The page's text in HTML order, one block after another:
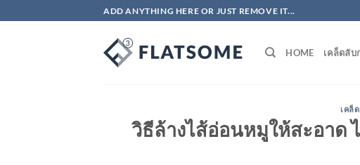
ไป
ADD ANYTHING HERE OR JUST REMOVE IT...
HOME เคล็ดลับ
เคล็
วิธีล้างไส้อ่อนหมูให้สะอาด